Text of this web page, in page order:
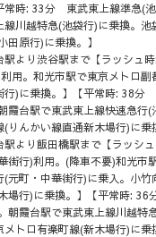
常時: 33分 東武東上線準急(
線川越特急(池袋行)に乗換。池
田原行)に乗換。】
より渋谷駅まで【ラッシュ
用。和光市駅で東京メトロ
行)に乗換。】【平常時: 38分
霞台駅で東武東上線快速急行(
(りんかい線直通新木場行)に乗
より飯田橋駅まで【ラッシ
街行)利用。(降車不要)和光市
(元町・中華街行)に乗入。小
場行)に乗換。】【平常時:
朝霞台駅で東武東上線川越特
トロ有楽町線(新木場行)に乗